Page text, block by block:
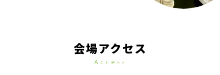
会場アクセス
Access